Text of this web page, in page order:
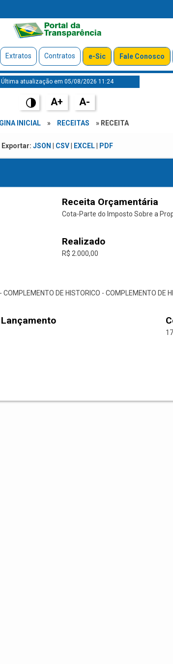
Extratos Contratos e-Sic Fale Conosco
Última atualização em 05/08/2026 11:24
A+ A-
INICIAL » RECEITAS » RECEITA
Exportar: JSON CSV| EXCEL| PDF
Receita Orçamentária
Cota-Parte do Imposto Sobre a
Realizado
R$ 2.000,00
DE HISTORICO - COMPLEMENTO DE